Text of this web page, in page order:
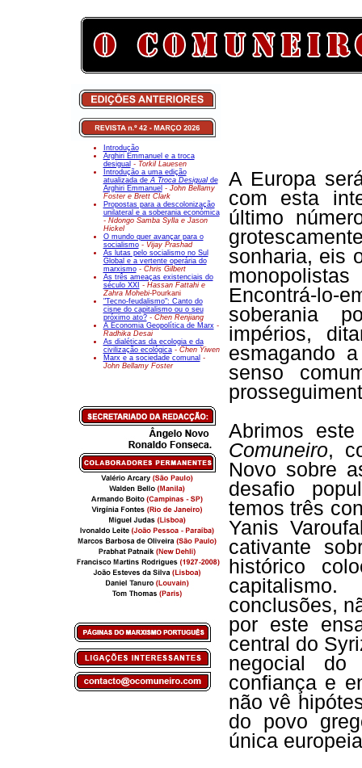
Introdução
Arghiri Emmanuel e a troca
desigual - Torkil Lauesen
Introdução a uma edição
atualizada deA Troca Desigualde
Arghiri Emmanuel - John Bellamy
Foster e Brett Clark
Propostas para a descolonização
unilateral e a soberania económica
- Ndongo Samba Sylla e Jason
Hickel
O mundo quer avançar para o
socialismo- Vijay Prashad
As lutas pelo socialismo no Sul
Global e a vertente operária do
marxismo- Chris Gilbert
As três ameaças existenciais do
século XXI - Hassan Fattahi e
Zahra Mohebi-Pourkani
"Tecno-feudalismo": Canto do
cisne do capitalismo ou o seu
próximo ato? - Chen Renjiang
A Economia Geopolítica de Marx-
Radhika Desai
As dialéticas da ecologia e da
civilização ecológica - Chen Yiwen
Marx e a sociedade comunal -
John Bellamy Foster
A Europa
com esta
último
sonharia, eis
Encontrá-lo-
soberania
impérios,
esmagando
senso
Abrimos
Comuneiro,
Novo sobre
desafio
temos três
Yanis
cativante
histórico
conclusões,
por este
central do
negocial
confiança e
não vê
do povo
única